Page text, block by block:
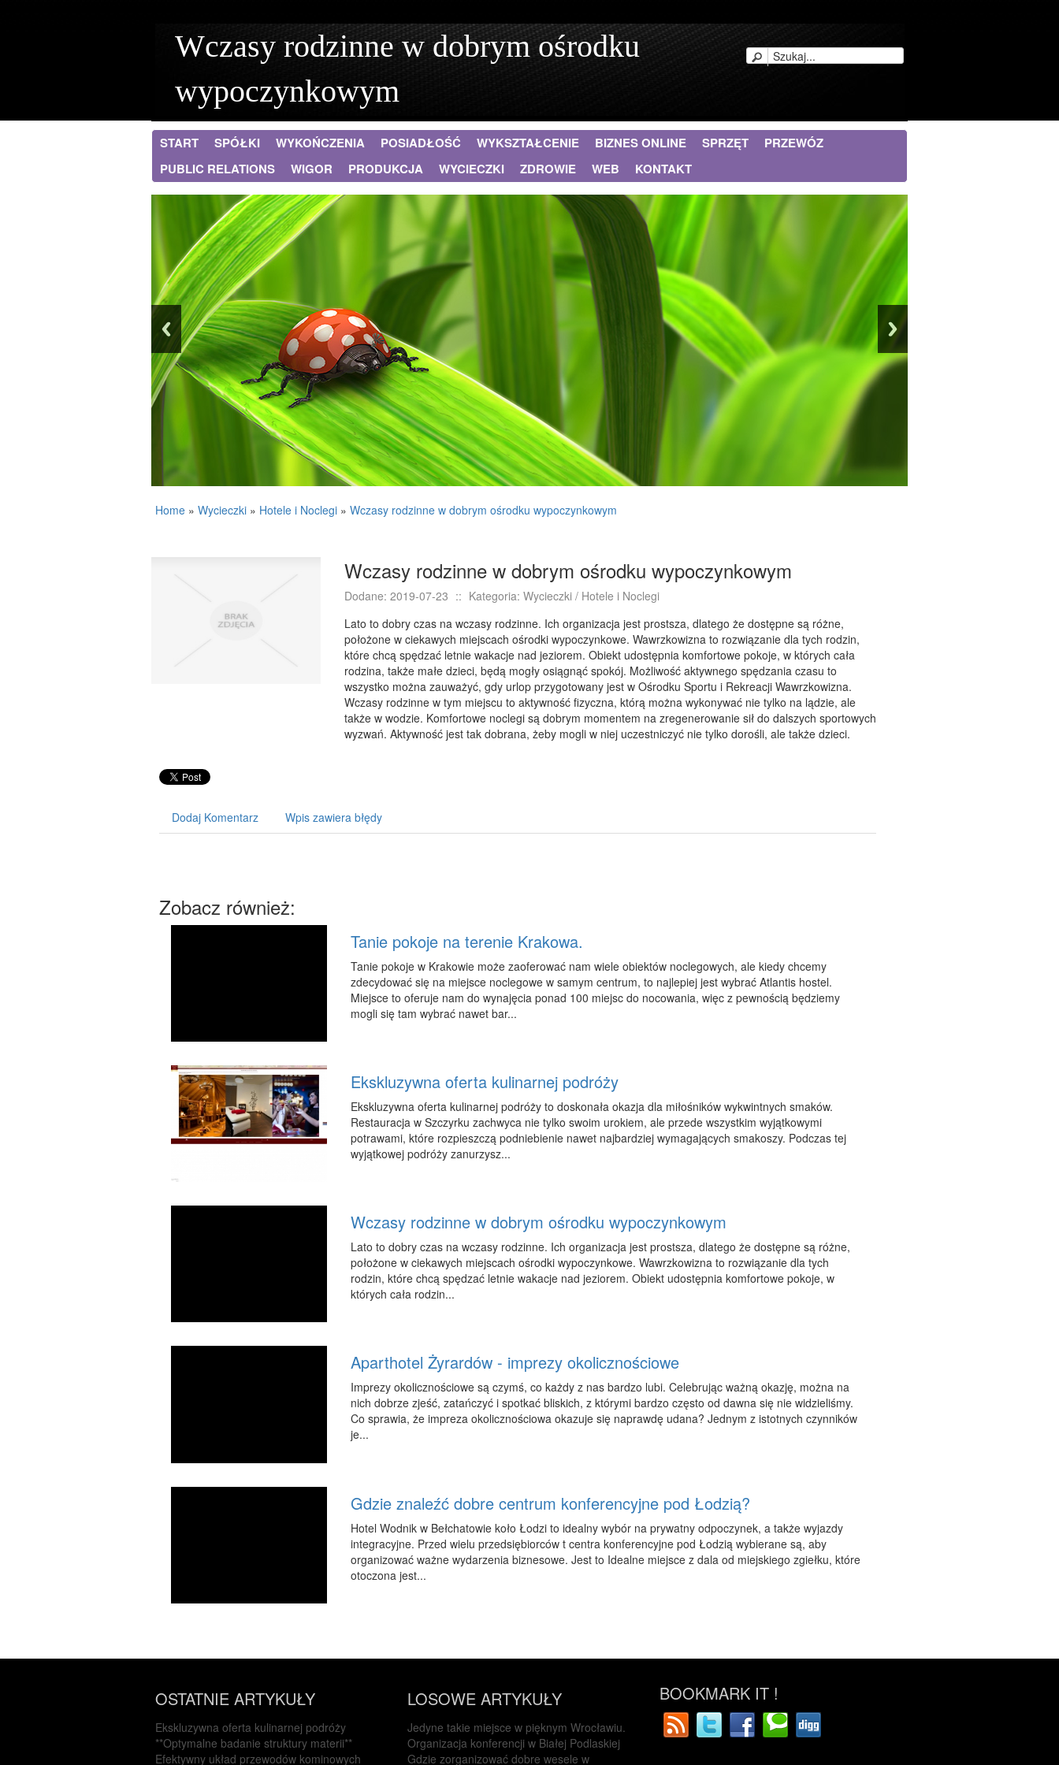
Wczasy rodzinne w dobrym ośrodku
wypoczynkowym
START SPÓŁKI WYKOŃCZENIA POSIADŁOŚĆ WYKSZTAŁCENIE BIZNES ONLINE SPRZĘT
PRZEWÓZ
PUBLIC RELATIONS
WIGOR PRODUKCJA WYCIECZKI ZDROWIE WEB KONTAKT
Home » Wycieczki » Hotele i Noclegi » Wczasy rodzinne w dobrym ośrodku wypoczynkowym
Wczasy rodzinne w dobrym ośrodku wypoczynkowym
Dodane: 2019-07-23 :: Kategoria: Wycieczki / Hotele i Noclegi
Lato to dobry czas na wczasy rodzinne. Ich organizacja jest prostsza, dlatego że dostępne są różne,
położone w ciekawych miejscach ośrodki wypoczynkowe. Wawrzkowizna to rozwiązanie dla tych rodzin,
które chcą spędzać letnie wakacje nad jeziorem. Obiekt udostępnia komfortowe pokoje, w których cała
rodzina, także małe dzieci, będą mogły osiągnąć spokój. Możliwość aktywnego spędzania czasu to
wszystko można zauważyć, gdy urlop przygotowany jest w Ośrodku Sportu i Rekreacji Wawrzkowizna.
Wczasy rodzinne w tym miejscu to aktywność fizyczna, którą można wykonywać nie tylko na lądzie, ale
także w wodzie. Komfortowe noclegi są dobrym momentem na zregenerowanie sił do dalszych sportowych
wyzwań. Aktywność jest tak dobrana, żeby mogli w niej uczestniczyć nie tylko dorośli, ale także dzieci.
Dodaj Komentarz Wpis zawiera błędy
Zobacz również:
Tanie pokoje na terenie Krakowa.
Tanie pokoje w Krakowie może zaoferować nam wiele obiektów noclegowych, ale kiedy chcemy
zdecydować się na miejsce noclegowe w samym centrum, to najlepiej jest wybrać Atlantis hostel.
Miejsce to oferuje nam do wynajęcia ponad 100 miejsc do nocowania, więc z pewnością będziemy
mogli się tam wybrać nawet bar...
Ekskluzywna oferta kulinarnej podróży
Ekskluzywna oferta kulinarnej podróży to doskonała okazja dla miłośników wykwintnych smaków.
Restauracja w Szczyrku zachwyca nie tylko swoim urokiem, ale przede wszystkim wyjątkowymi
potrawami, które rozpieszczą podniebienie nawet najbardziej wymagających smakoszy. Podczas tej
wyjątkowej podróży zanurzysz...
Wczasy rodzinne w dobrym ośrodku wypoczynkowym
Lato to dobry czas na wczasy rodzinne. Ich organizacja jest prostsza, dlatego że dostępne są różne,
położone w ciekawych miejscach ośrodki wypoczynkowe. Wawrzkowizna to rozwiązanie dla tych
rodzin, które chcą spędzać letnie wakacje nad jeziorem. Obiekt udostępnia komfortowe pokoje, w
których cała rodzin...
Aparthotel Żyrardów - imprezy okolicznościowe
Imprezy okolicznościowe są czymś, co każdy z nas bardzo lubi. Celebrując ważną okazję, można na
nich dobrze zjeść, zatańczyć i spotkać bliskich, z którymi bardzo często od dawna się nie widzieliśmy.
Co sprawia, że impreza okolicznościowa okazuje się naprawdę udana? Jednym z istotnych czynników
je...
Gdzie znaleźć dobre centrum konferencyjne pod Łodzią?
Hotel Wodnik w Bełchatowie koło Łodzi to idealny wybór na prywatny odpoczynek, a także wyjazdy
integracyjne. Przed wielu przedsiębiorców t centra konferencyjne pod Łodzią wybierane są, aby
organizować ważne wydarzenia biznesowe. Jest to Idealne miejsce z dala od miejskiego zgiełku, które
otoczona jest...
OSTATNIE ARTYKUŁY
Ekskluzywna oferta kulinarnej podróży
**Optymalne badanie struktury materii**
Efektywny układ przewodów kominowych
LOSOWE ARTYKUŁY
Jedyne takie miejsce w pięknym Wrocławiu.
Organizacja konferencji w Białej Podlaskiej
Gdzie zorganizować dobre wesele w
BOOKMARK IT !